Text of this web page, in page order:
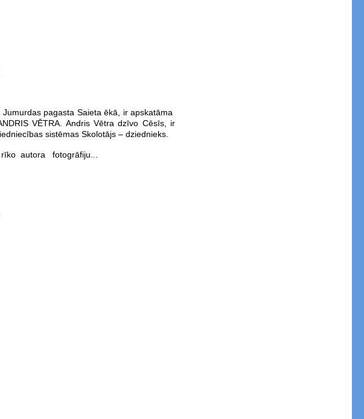
pagasta Saieta ēkā, ir apskatāma
VĒTRA. Andris Vētra dzīvo Cēsīs, ir
sistēmas Skolotājs – dziednieks.
rīko autora fotogrāfiju...